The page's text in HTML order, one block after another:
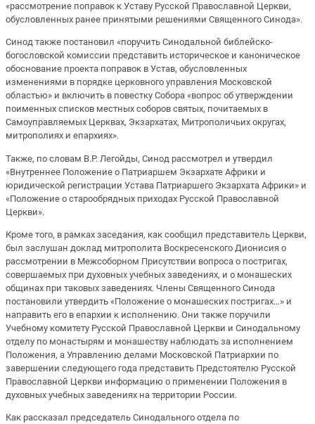
«рассмотрение поправок к Уставу Русской Православной Церкви,
обусловленных ранее принятыми решениями Священного Синода».
Синод также постановил «поручить Синодальной библейско-
богословской комиссии представить историческое и каноническое
обоснование проекта поправок в Устав, обусловленных
изменениями в порядке церковного управления Московской
областью» и включить в повестку Собора «вопрос об утверждении
поименных списков местных соборов святых, почитаемых в
Самоуправляемых Церквах, Экзархатах, Митрополичьих округах,
митрополиях и епархиях».
Также, по словам В.Р. Легойды, Синод рассмотрел и утвердил
«Внутреннее Положение о Патриаршем Экзархате Африки и
юридической регистрации Устава Патриаршего Экзархата Африки» и
«Положение о старообрядных приходах Русской Православной
Церкви».
Кроме того, в рамках заседания, как сообщил представитель Церкви,
был заслушан доклад митрополита Воскресенского Дионисия о
рассмотрении в Межсоборном Присутствии вопроса о постригах,
совершаемых при духовных учебных заведениях, и о монашеских
общинах при таковых заведениях. Члены Священного Синода
постановили утвердить «Положение о монашеских постригах…» и
направить его в епархии к исполнению. Они также поручили
Учебному комитету Русской Православной Церкви и Синодальному
отделу по монастырям и монашеству наблюдать за исполнением
Положения, а Управлению делами Московской Патриархии по
завершении следующего года представить Предстоятелю Русской
Православной Церкви информацию о применении Положения в
духовных учебных заведениях на территории России.
Как рассказал председатель Синодального отдела по